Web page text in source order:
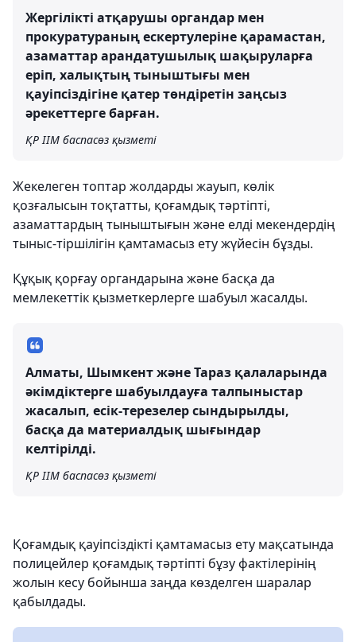
Жергілікті атқарушы органдар мен
прокуратураның ескертулеріне қарамастан,
азаматтар арандатушылық шақыруларға
еріп, халықтың тыныштығы мен
қауіпсіздігіне қатер төндіретін заңсыз
әрекеттерге барған.
ҚР ІІМ баспасөз қызметі
Жекелеген топтар жолдарды жауып, көлік
қозғалысын тоқтатты, қоғамдық тәртіпті,
азаматтардың тыныштығын және елді мекендердің
тыныс-тіршілігін қамтамасыз ету жүйесін бұзды.
Құқық қорғау органдарына және басқа да
мемлекеттік қызметкерлерге шабуыл жасалды.
Алматы, Шымкент және Тараз қалаларында
әкімдіктерге шабуылдауға талпыныстар
жасалып, есік-терезелер сындырылды,
басқа да материалдық шығындар
келтірілді.
ҚР ІІМ баспасөз қызметі
Қоғамдық қауіпсіздікті қамтамасыз ету мақсатында
полицейлер қоғамдық тәртіпті бұзу фактілерінің
жолын кесу бойынша заңда көзделген шаралар
қабылдады.